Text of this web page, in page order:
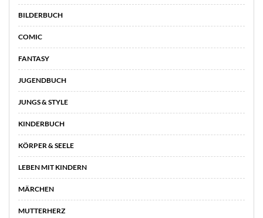
BILDERBUCH
COMIC
FANTASY
JUGENDBUCH
JUNGS & STYLE
KINDERBUCH
KÖRPER & SEELE
LEBEN MIT KINDERN
MÄRCHEN
MUTTERHERZ